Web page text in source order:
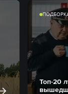
Топ-20